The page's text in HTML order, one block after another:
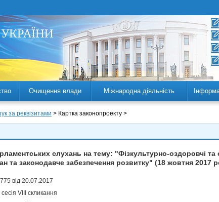
Очищення влади Міжнародна діяльність
за реквізитами > Картка законопроекту >
слухань на тему: "Фізкультурно-оздоровчі та
та законодавче забезпечення розвитку" (18 жовтня 2017
від 20.07.2017
сесія VIII скликання